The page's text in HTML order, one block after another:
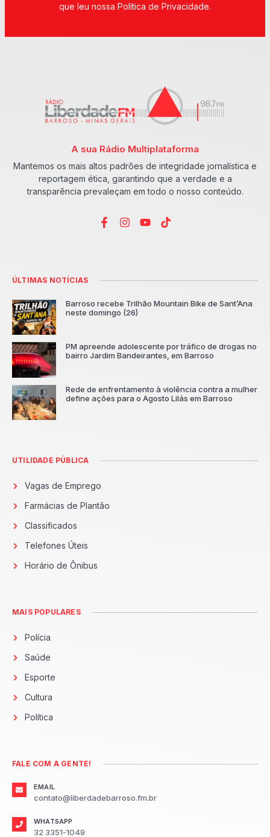
que leu nossa Política de Privacidade.
A sua Rádio Multiplataforma
Mantemos os mais altos padrões de integridade jornalística e
reportagem ética, garantindo que a verdade e a
transparência prevaleçam em todo o nosso conteúdo.
ÚLTIMAS NOTÍCIAS
Barroso recebe Trilhão Mountain Bike de Sant’Ana
neste domingo (26)
PM apreende adolescente por tráfico de drogas no
bairro Jardim Bandeirantes, em Barroso
Rede de enfrentamento à violência contra a mulher
define ações para o Agosto Lilás em Barroso
UTILIDADE PÚBLICA
Vagas de Emprego
Farmácias de Plantão
Classificados
Telefones Úteis
Horário de Ônibus
MAIS POPULARES
Polícia
Saúde
Esporte
Cultura
Política
FALE COM A GENTE!
EMAIL
contato@liberdadebarroso.fm.br
WHATSAPP
32 3351-1049